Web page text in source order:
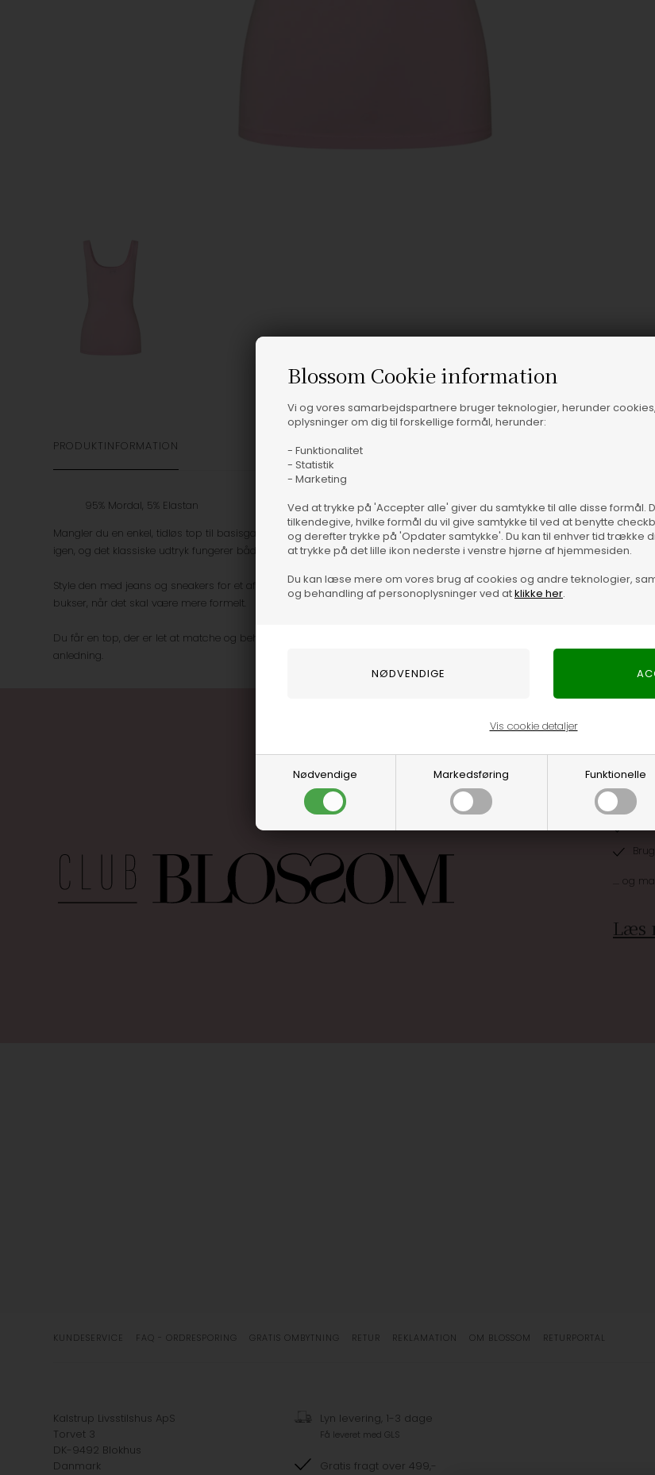
Blossom Cookie information
Vi og vores samarbejdspartnere bruger teknologier, herunder
oplysninger om dig til forskellige formål, herunder:
- Funktionalitet
- Statistik
- Marketing
Ved at trykke på 'Accepter alle' giver du samtykke til alle disse formål.
tilkendegive, hvilke formål du vil give samtykke til ved at benytte
og derefter trykke på 'Opdater samtykke'. Du kan til enhver tid trække
at trykke på det lille ikon nederste i venstre hjørne af hjemmesiden.
Du kan læse mere om vores brug af cookies og andre teknologier,
og behandling af personoplysninger ved atklikke her.
Nødvendige Markedsføring Funktionelle
Vis cookie detaljer
PRODUKTINFORMATION
95% Mordal, 5% Elastan
Mangler du en enkel, tidløs top til basisgarderoben, er Mbym's Sina Basic Top et oplagt valg. Den er nem at bruge igen og
igen, og det klassiske udtryk fungerer både til hverdag og når du skal være lidt mere pæn.
Style den med jeans og sneakers for et afslappet look, eller brug den under en blazer sammen med et par elegante
bukser, når det skal være mere formelt.
Du får en top, der er let at matche og behagelig at have på, og som hurtigt kan dresses op eller ned alt efter humør og
anledning.
.... og
Læs
KUNDESERVICE FAQ - ORDRESPORING GRATIS OMBYTNING RETUR REKLAMATION OM BLOSSOM RETURPORTAL
Kalstrup Livsstilshus ApS
Torvet 3
DK-9492 Blokhus
Danmark
Lyn levering, 1-3 dage
Få leveret med GLS
Gratis fragt over 499,-